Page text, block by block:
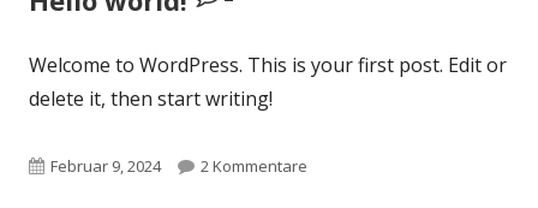
Welcome to WordPress. This is your first post. Edit or
delete it, then start writing!
Veröffentlicht
Februar 9, 2024 2 Kommentare